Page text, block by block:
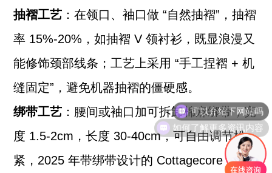
抽褶工艺 ：在领口、袖口做 “自然抽褶”，抽褶
率 15%-20%，如抽褶 V 领衬衫，既显浪漫又
能修饰颈部线条；工艺上采用 “手工捏褶 + 机
缝固定”，避免机器抽褶的僵硬感。
绑带工艺 ：腰间或袖口加可拆卸棉麻绑带，宽
度 1.5-2cm，长度 30-40cm，可自由调节松
紧，2025 年带绑带设计的 Cottagecore 女
如何了解更多资讯内容